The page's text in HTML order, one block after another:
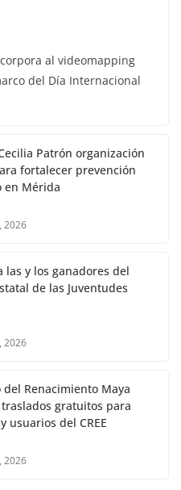
al videomapping
del Día Internacional
Patrón organización
fortalecer prevención
en Mérida
2026
las y los ganadores del
de las Juventudes
2026
del Renacimiento Maya
gratuitos para
usuarios del CREE
2026